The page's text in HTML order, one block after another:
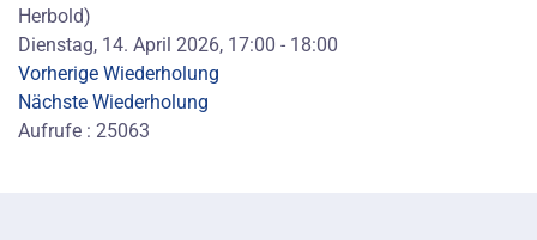
Herbold)
Dienstag, 14. April 2026, 17:00 - 18:00
Vorherige Wiederholung
Nächste Wiederholung
Aufrufe : 25063